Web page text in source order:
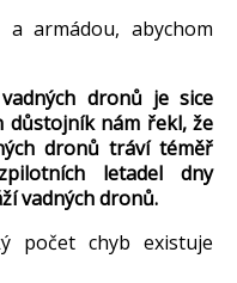
a armádou, abychom
dronů je sice
důstojník nám řekl, že
ých dronů tráví téměř
ích letadel dny
ží vadných dronů.
ý počet chyb existuje